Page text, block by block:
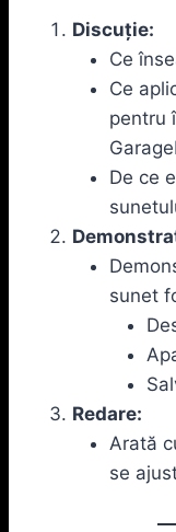
Discuție:
Ce
Ce
pentru
De ce
sunet
Redare:
Arată
se